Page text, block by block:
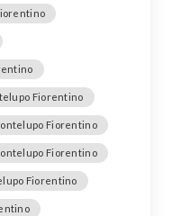
Fiorentino
Fiorentino
Fiorentino
Fiorentino